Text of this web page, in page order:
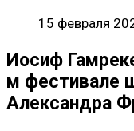
15 февраля
Иосиф
м фестивале
Александра